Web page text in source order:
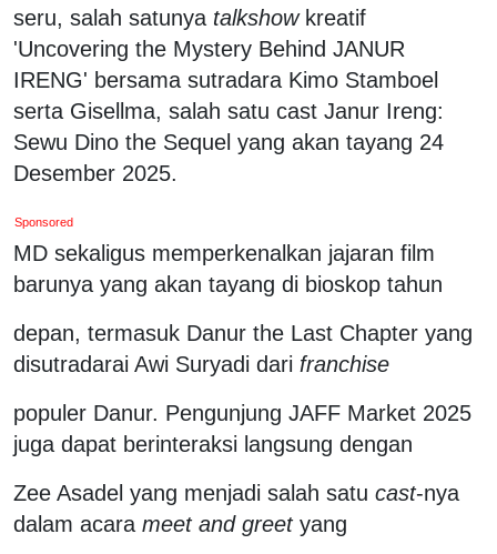
seru, salah satunya talkshowkreatif
'Uncovering the Mystery Behind JANUR
IRENG' bersama sutradara Kimo Stamboel
serta Gisellma, salah satu cast Janur Ireng:
Sewu Dino the Sequel yang akan tayang 24
Desember 2025.
Sponsored
MD sekaligus memperkenalkan jajaran film
barunya yang akan tayang di bioskop tahun
depan, termasuk Danur the Last Chapter yang
disutradarai Awi Suryadi dari franchise
populer Danur. Pengunjung JAFF Market 2025
juga dapat berinteraksi langsung dengan
Zee Asadel yang menjadi salah satu cast-nya
dalam acara meet and greetyang